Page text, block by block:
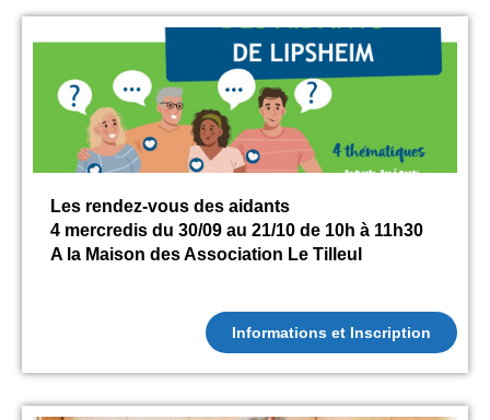
Les rendez-vous des aidants
4 mercredis du 30/09 au 21/10 de 10h à 11h30
A la Maison des Association Le Tilleul
Informations et Inscription